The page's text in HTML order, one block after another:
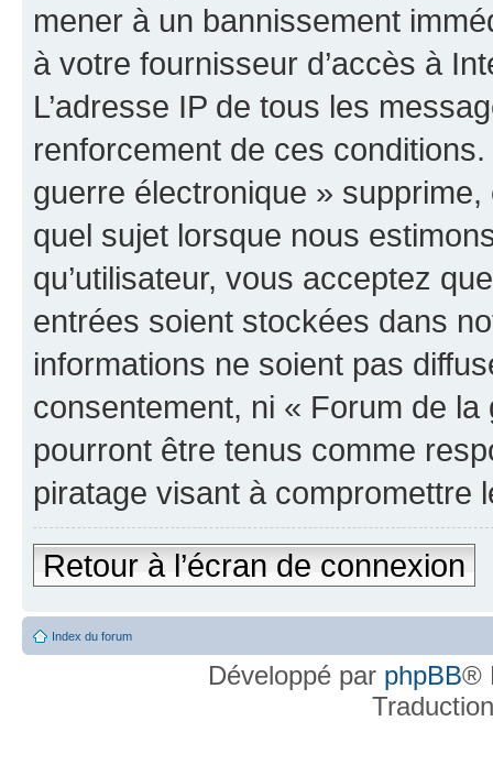
mener à un bannissement
à votre fournisseur d’accès à
L’adresse IP de tous les
renforcement de ces
guerre électronique »
quel sujet lorsque nous
qu’utilisateur, vous acceptez
entrées soient stockées dans
informations ne soient pas
consentement, ni « Forum de
pourront être tenus comme
piratage visant à compromettre
Retour à l’écran de connexion
Index du forum
Développé par phpBB®